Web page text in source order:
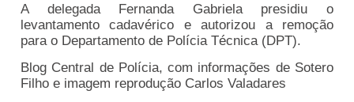
A delegada Fernanda Gabriela presidiu o
levantamento cadavérico e autorizou a remoção
para o Departamento de Polícia Técnica (DPT).
Blog Central de Polícia, com informações de Sotero
Filho e imagem reprodução Carlos Valadares